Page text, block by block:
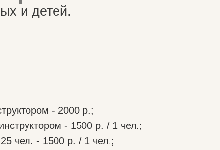
- 2000 р.;
- 1500 р. / 1 чел.;
чел. - 1500 р. / 1 чел.;